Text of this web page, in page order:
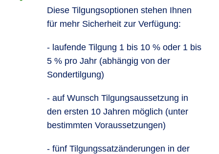
Diese Tilgungsoptionen stehen Ihnen
für mehr Sicherheit zur Verfügung:
- laufende Tilgung 1 bis 10 % oder 1 bis
5 % pro Jahr (abhängig von der
Sondertilgung)
- auf Wunsch Tilgungsaussetzung in
den ersten 10 Jahren möglich (unter
bestimmten Voraussetzungen)
- fünf Tilgungssatzänderungen in der